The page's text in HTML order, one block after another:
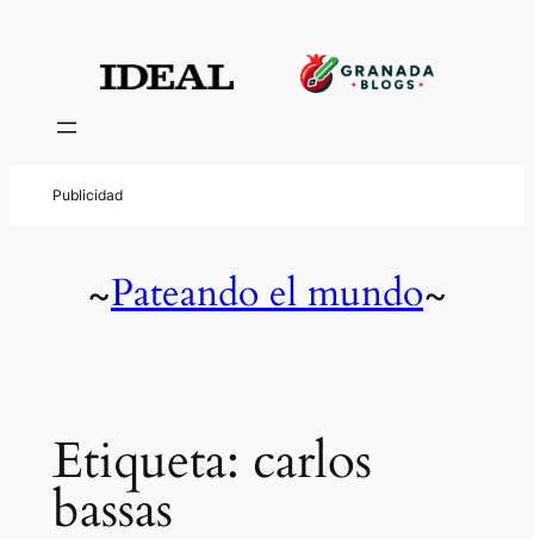
contenido
~Pateando el mundo~
Etiqueta: carlos
bassas